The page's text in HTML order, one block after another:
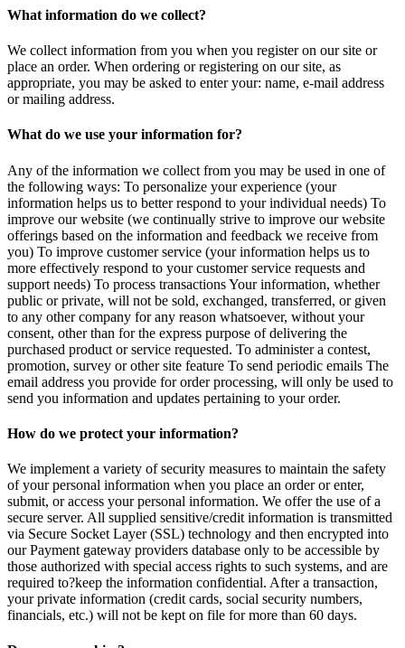
What information do we collect?
We collect information from you when you register on our site or
place an order. When ordering or registering on our site, as
appropriate, you may be asked to enter your: name, e-mail address
or mailing address.
What do we use your information for?
Any of the information we collect from you may be used in one of
the following ways: To personalize your experience (your
information helps us to better respond to your individual needs) To
improve our website (we continually strive to improve our website
offerings based on the information and feedback we receive from
you) To improve customer service (your information helps us to
more effectively respond to your customer service requests and
support needs) To process transactions Your information, whether
public or private, will not be sold, exchanged, transferred, or given
to any other company for any reason whatsoever, without your
consent, other than for the express purpose of delivering the
purchased product or service requested. To administer a contest,
promotion, survey or other site feature To send periodic emails The
email address you provide for order processing, will only be used to
send you information and updates pertaining to your order.
How do we protect your information?
We implement a variety of security measures to maintain the safety
of your personal information when you place an order or enter,
submit, or access your personal information. We offer the use of a
secure server. All supplied sensitive/credit information is transmitted
via Secure Socket Layer (SSL) technology and then encrypted into
our Payment gateway providers database only to be accessible by
those authorized with special access rights to such systems, and are
required to?keep the information confidential. After a transaction,
your private information (credit cards, social security numbers,
financials, etc.) will not be kept on file for more than 60 days.